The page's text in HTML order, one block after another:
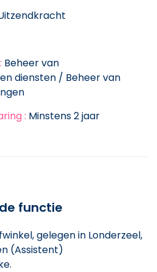
Beheer van
diensten / Beheer van
: Minstens 2 jaar
functie
gelegen in Londerzeel,
(Assistent)